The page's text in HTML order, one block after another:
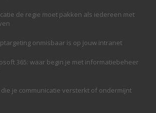
de regie moet pakken als iedereen met
onmisbaar is op jouw intranet
365: waar begin je met informatiebeheer
je communicatie versterkt of ondermijnt